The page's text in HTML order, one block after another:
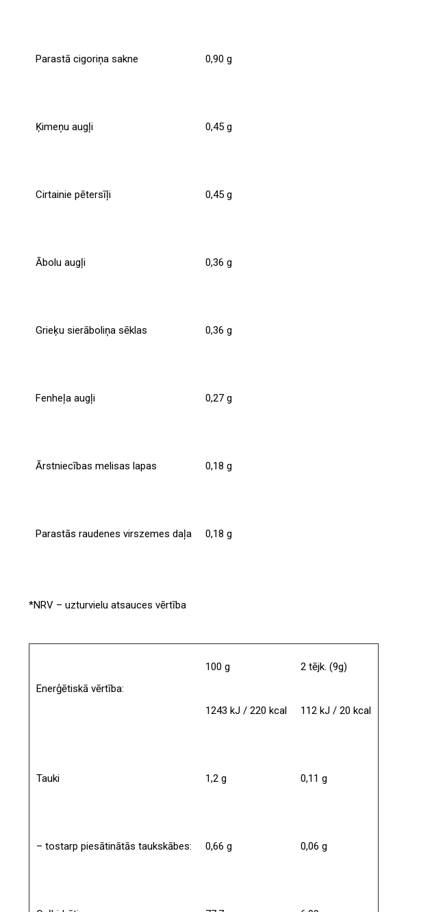
Parastā cigoriņa sakne 0,90 g
Ķimeņu augļi 0,45 g
Cirtainie pētersīļi 0,45 g
Ābolu augļi 0,36 g
Grieķu sierāboliņa sēklas 0,36 g
Fenheļa augļi 0,27 g
Ārstniecības melisas lapas 0,18 g
Parastās raudenes virszemes daļa 0,18 g
*NRV – uzturvielu atsauces vērtība
Enerģētiskā vērtība:
100 g
1243 kJ / 220 kcal
2 tējk. (9g)
112 kJ / 20 kcal
Tauki 1,2 g 0,11 g
– tostarp piesātinātās taukskābes: 0,66 g 0,06 g